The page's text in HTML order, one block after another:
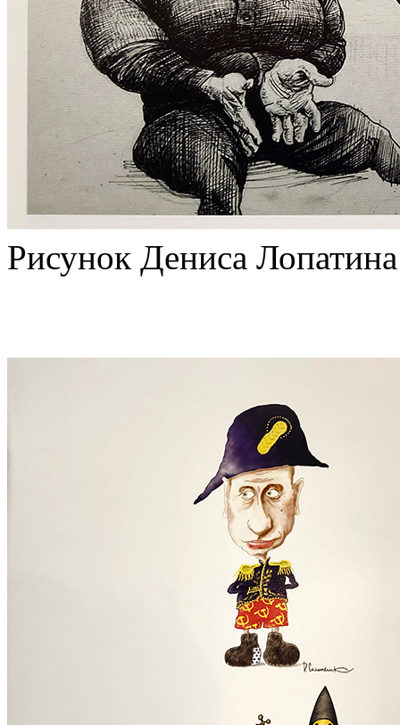
Рисунок Дениса Лопатина